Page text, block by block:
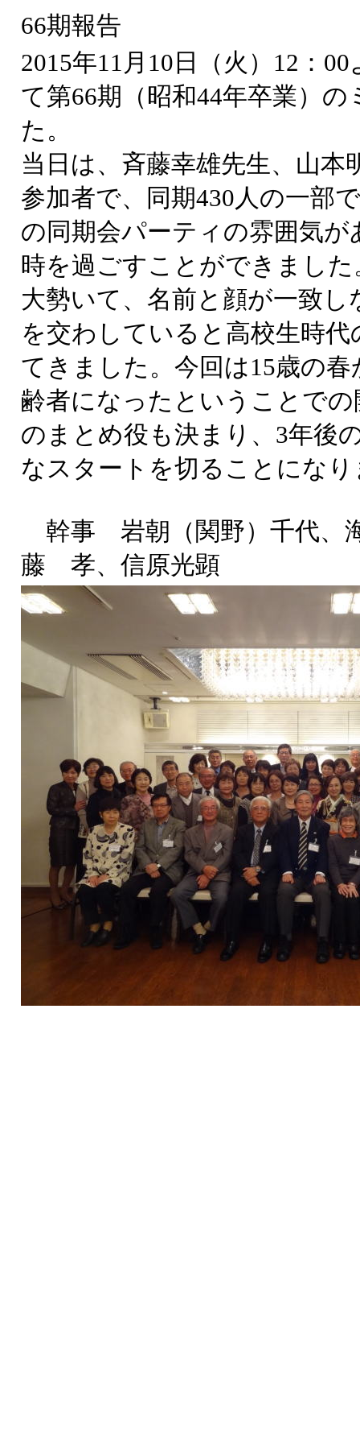
66期報告
2015年11月10日（火）12：
て第66期（昭和44年卒業）
た。
当日は、斉藤幸雄先生、山本
参加者で、同期430人の一部
の同期会パーティの雰囲気
時を過ごすことができまし
大勢いて、名前と顔が一致
を交わしていると高校生時
てきました。今回は15歳の
齢者になったということで
のまとめ役も決まり、3年後
なスタートを切ることにな
幹事 岩朝（関野）千代、
藤 孝、信原光顕